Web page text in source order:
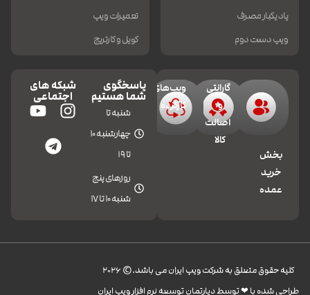
پاد یکبار مصرف
ویپ دست دوم
تعمیرات ویپ
کویل و کارتریج
بخش
خرید
عمده
گارانتی
و
اصالت
کالا
ویپ‌های
کارکرده
پاسخگوی
شما هستیم
شنبه تا
چهارشنبه 10
تا 19
روزهای پنج
شنبه 10 تا 17
شبکه های
اجتماعی
کليه حقوق متعلق به شرکت ویپ ایران می باشد.© 2026
طراحی شده با ❤︎ توسط دپارتمان توسعه نرم افزار ویپ ایران